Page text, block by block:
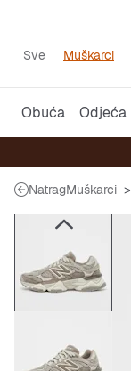
Sve Muškarci
Obuća Odjeća
NatragMuškarci